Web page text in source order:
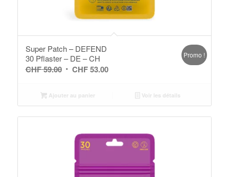
Super Patch – DEFEND
30 Pflaster – DE – CH
CHF59.00 Le
initial
était :
CHF 59.00.
CHF53.00Le
est :
CHF 53.00.
Promo !
Ajouter au panier Voir les détails